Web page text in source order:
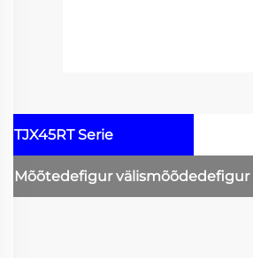
TJX45RT Serie
Mõõtedefigurvälismõõdedefigur